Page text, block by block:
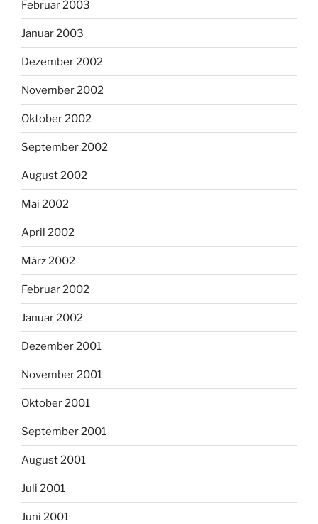
Februar 2003
Januar 2003
Dezember 2002
November 2002
Oktober 2002
September 2002
August 2002
Mai 2002
April 2002
März 2002
Februar 2002
Januar 2002
Dezember 2001
November 2001
Oktober 2001
September 2001
August 2001
Juli 2001
Juni 2001